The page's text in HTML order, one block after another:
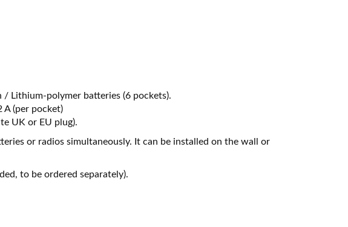
Lithium-polymer batteries (6 pockets).
A (per pocket)
UK or EU plug).
or radios simultaneously. It can be installed on the wall or
to be ordered separately).